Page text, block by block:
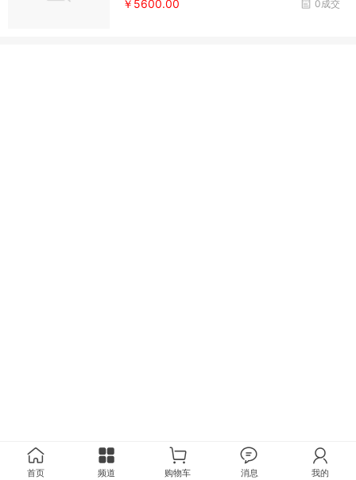
0成交
￥5600.00
首页 频道 购物车 消息 我的